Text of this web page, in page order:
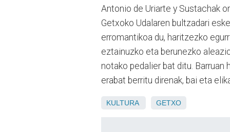
Antonio de Uriarte y Sustachak
Getxoko Udalaren bultzadari
erromantikoa du, haritzezko
eztainuzko eta berunezko
notako pedalier bat ditu. Barruan
erabat berritu direnak, bai eta
KULTURA GETXO